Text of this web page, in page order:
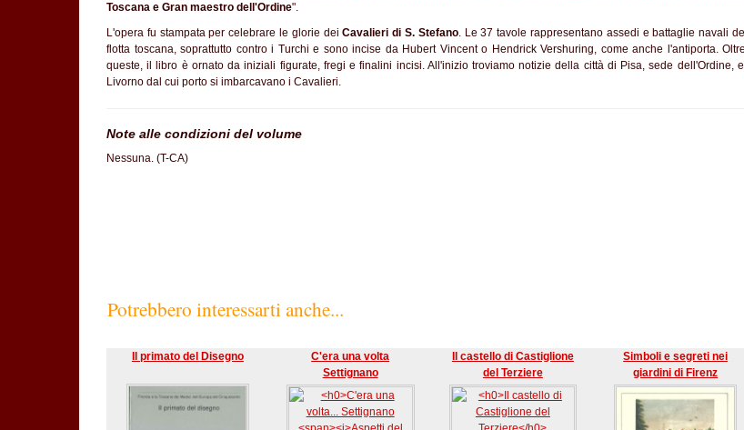
Toscana e Gran maestro dell'Ordine".
L'opera fu stampata per celebrare le glorie deiCavalieri di S. Stefano. Le 37 tavole rappresentano assedi e battaglie navali
flotta toscana, soprattutto contro i Turchi e sono incise da Hubert Vincent o Hendrick Vershuring, come anche l'antiporta.
queste, il libro è ornato da iniziali figurate, fregi e finalini incisi. All'inizio troviamo notizie della città di Pisa, sede dell'Ordine,
Livorno dal cui porto si imbarcavano i Cavalieri.
Note alle condizioni del volume
Nessuna. (T-CA)
Potrebbero interessarti anche...
Il primato del Disegno
C'era una volta
Settignano
Il castello di Castiglione
del Terziere
Simboli e segreti nei
giardini di Firenz